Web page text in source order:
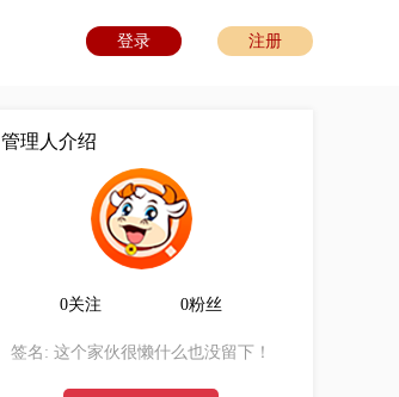
登录 注册
管理人介绍
0关注 0粉丝
签名: 这个家伙很懒什么也没留下！